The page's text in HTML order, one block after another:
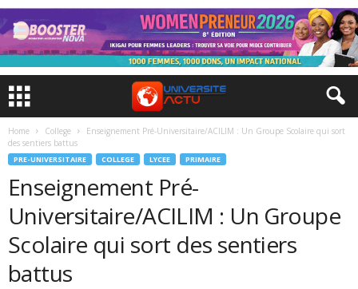
Home College
Enseignement Pré-Universitaire/ACILIM : Un Groupe Scolaire qui sort
des sentiers battus
PRE-UNIVERSITAIRE COLLEGE LYCEE PRIMAIRE
Enseignement Pré-
Universitaire/ACILIM : Un Groupe
Scolaire qui sort des sentiers
battus